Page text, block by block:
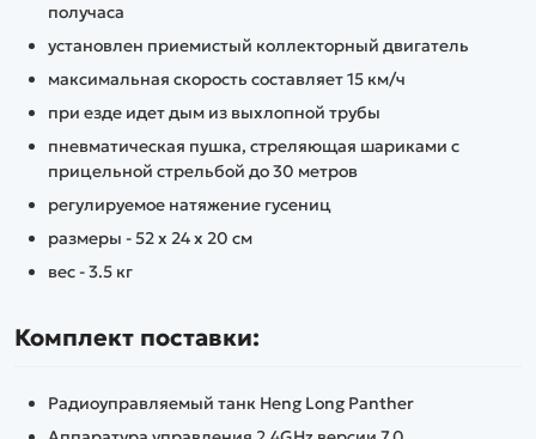
получаса
установлен приемистый коллекторный двигатель
максимальная скорость составляет 15 км/ч
при езде идет дым из выхлопной трубы
пневматическая пушка, стреляющая шариками с
прицельной стрельбой до 30 метров
регулируемое натяжение гусениц
размеры - 52 х 24 х 20 см
вес - 3.5 кг
Комплект поставки:
Радиоуправляемый танк Heng Long Panther